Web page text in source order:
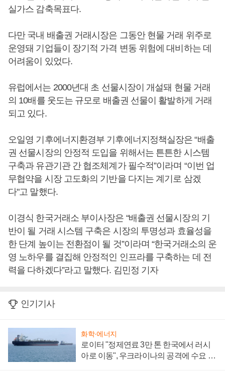
실가스 감축목표다.
다만 국내 배출권 거래시장은 그동안 현물 거래 위주로
운영돼 기업들이 장기적 가격 변동 위험에 대비하는 데
어려움이 있었다.
유럽에서는 2000년대 초 선물시장이 개설돼 현물 거래
의 10배를 웃도는 규모로 배출권 선물이 활발하게 거래
되고 있다.
오일영 기후에너지환경부 기후에너지정책실장은 “배출
권 선물시장의 안정적 도입을 위해서는 튼튼한 시스템
구축과 유관기관 간 협조체계가 필수적”이라며 “이번 업
무협약을 시장 고도화의 기반을 다지는 계기로 삼겠
다"고 말했다.
이경식 한국거래소 부이사장은 “배출권 선물시장의 기
반이 될 거래 시스템 구축은 시장의 투명성과 효율성을
한 단계 높이는 전환점이 될 것”이라며 “한국거래소의 운
영 노하우를 결집해 안정적인 인프라를 구축하는 데 전
력을 다하겠다”라고 말했다. 김민정 기자
인기기사
화학·에너지
로이터 "정제연료 3만 톤 한국에서 러시
아로 이동", 우크라이나의 공격에 수요 늘